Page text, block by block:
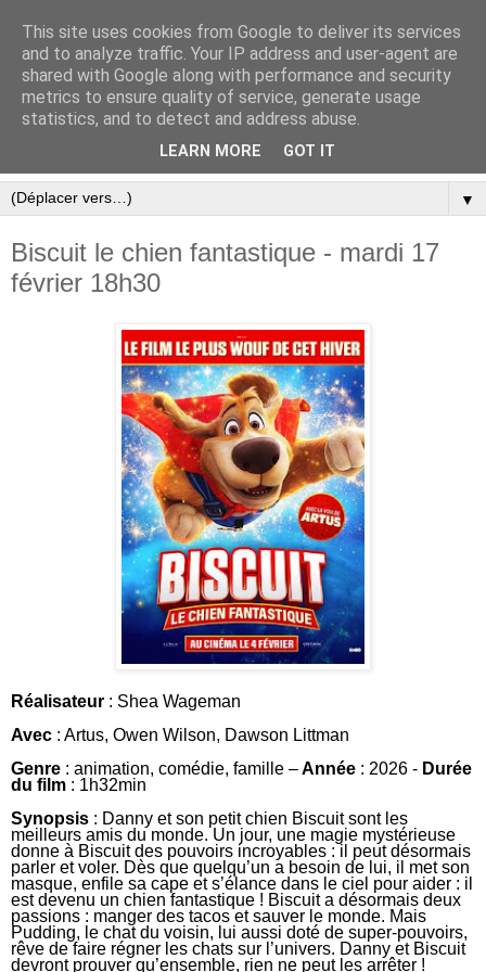
▼
Biscuit le chien fantastique - mardi 17
février 18h30
Réalisateur : Shea Wageman
Avec : Artus, Owen Wilson, Dawson Littman
Genre : animation, comédie, famille –Année : 2026 - Durée
du film : 1h32min
Synopsis : Danny et son petit chien Biscuit sont les
meilleurs amis du monde. Un jour, une magie mystérieuse
donne à Biscuit des pouvoirs incroyables : il peut désormais
parler et voler. Dès que quelqu’un a besoin de lui, il met son
masque, enfile sa cape et s’élance dans le ciel pour aider : il
est devenu un chien fantastique ! Biscuit a désormais deux
passions : manger des tacos et sauver le monde. Mais
Pudding, le chat du voisin, lui aussi doté de super-pouvoirs,
rêve de faire régner les chats sur l’univers. Danny et Biscuit
devront prouver qu’ensemble, rien ne peut les arrêter !
This site uses cookies from Google to deliver its services
and to analyze traffic. Your IP address and user-agent are
shared with Google along with performance and security
metrics to ensure quality of service, generate usage
statistics, and to detect and address abuse.
LEARN MORE GOT IT